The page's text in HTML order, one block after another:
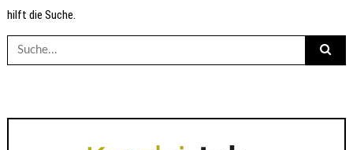
hilft die Suche.
Suche
nach: